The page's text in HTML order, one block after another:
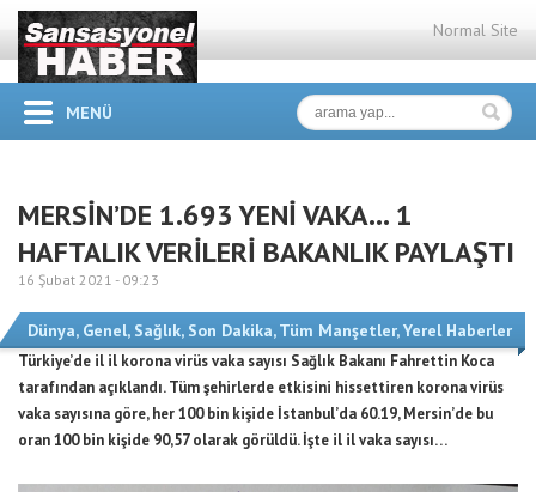
Normal Site
MENÜ
MERSİN’DE 1.693 YENİ VAKA… 1
HAFTALIK VERİLERİ BAKANLIK PAYLAŞTI
16 Şubat 2021 - 09:23
Dünya, Genel, Sağlık, Son Dakika,Tüm Manşetler,Yerel Haberler
Türkiye’de il il korona virüs vaka sayısı Sağlık Bakanı Fahrettin Koca
tarafından açıklandı. Tüm şehirlerde etkisini hissettiren korona virüs
vaka sayısına göre, her 100 bin kişide İstanbul’da 60.19, Mersin’de bu
oran 100 bin kişide 90,57 olarak görüldü. İşte il il vaka sayısı…